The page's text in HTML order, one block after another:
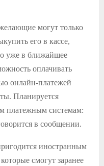
могут только
его в кассе,
уже в ближайшее
оплачивать
онлайн-платежей
Планируется
платежным системам:
в сообщении.
иностранным
смогут заранее